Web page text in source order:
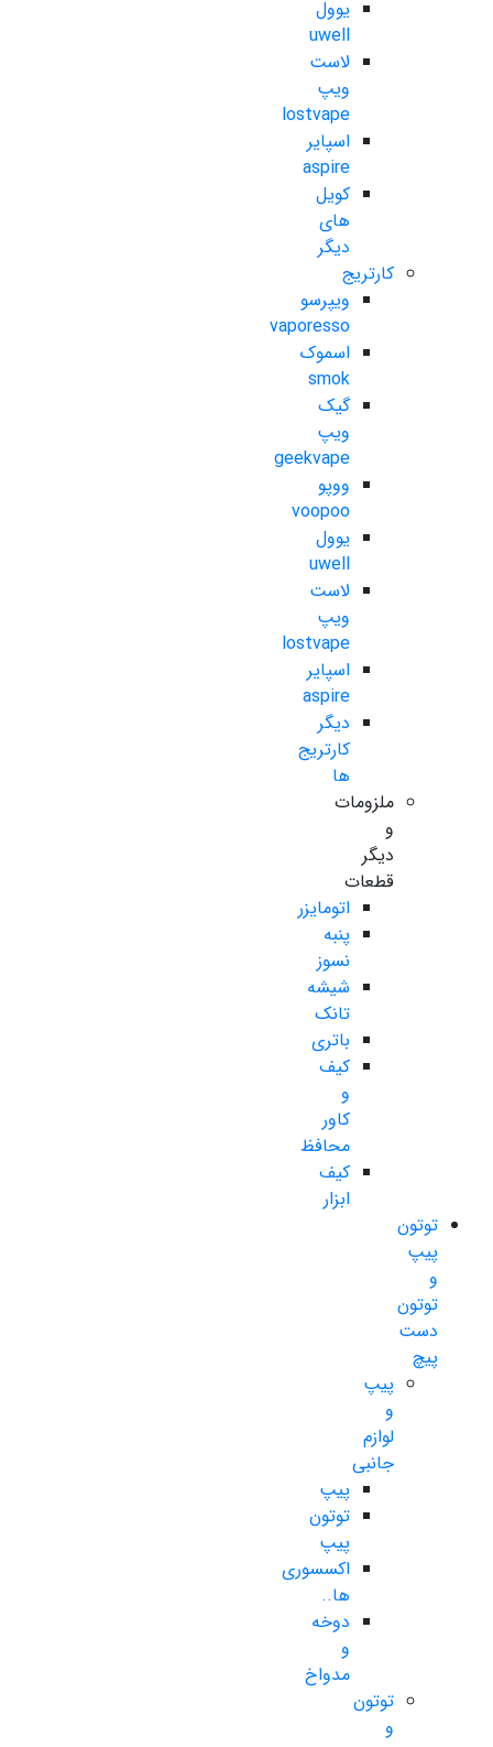
یوول
uwell
لاست
ویپ
lostvape
اسپایر
aspire
کویل
های
دیگر
کارتریج
ویپرسو
vaporesso
اسموک
smok
گیک
ویپ
geekvape
ووپو
voopoo
یوول
uwell
لاست
ویپ
lostvape
اسپایر
aspire
دیگر
کارتریج
ها
ملزومات
و
دیگر
قطعات
اتومایزر
پنبه
نسوز
شیشه
تانک
باتری
کیف
و
کاور
محافظ
کیف
ابزار
توتون
پیپ
و
توتون
دست
پیچ
پیپ
و
لوازم
جانبی
پیپ
توتون
پیپ
اکسسوری
ها..
دوخه
و
مدواخ
توتون
و